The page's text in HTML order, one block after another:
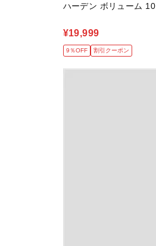
ハーデン ボリューム 10
¥19,999
9％OFF 割引クーポン